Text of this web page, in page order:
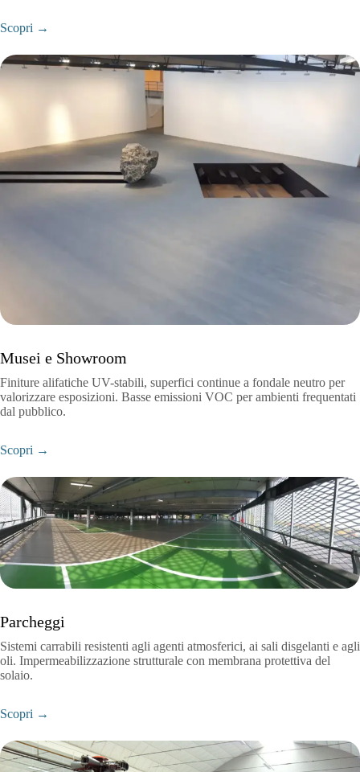
Scopri →
Musei e Showroom
Finiture alifatiche UV-stabili, superfici continue a fondale neutro per
valorizzare esposizioni. Basse emissioni VOC per ambienti frequentati
dal pubblico.
Scopri →
Parcheggi
Sistemi carrabili resistenti agli agenti atmosferici, ai sali disgelanti e agli
oli. Impermeabilizzazione strutturale con membrana protettiva del
solaio.
Scopri →